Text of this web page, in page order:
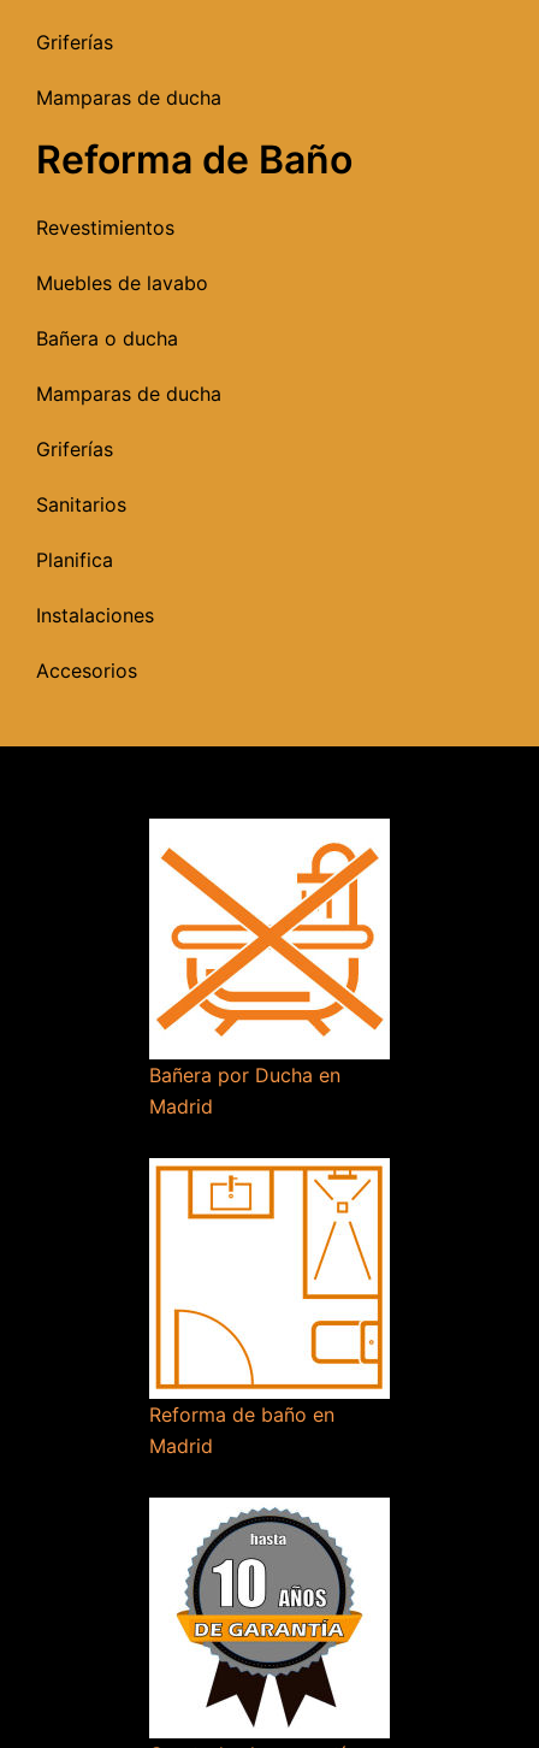
Griferías
Mamparas de ducha
Reforma de Baño
Revestimientos
Muebles de lavabo
Bañera o ducha
Mamparas de ducha
Griferías
Sanitarios
Planifica
Instalaciones
Accesorios
Bañera por Ducha en
Madrid
Reforma de baño en
Madrid